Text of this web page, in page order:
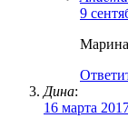
9
Дина:
16 марта